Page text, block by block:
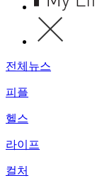
전체뉴스
피플
헬스
라이프
컬처